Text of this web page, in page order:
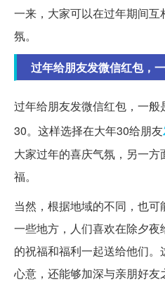
一来，大家可以在过年期间
氛。
过年给朋友发微信红包，
过年给朋友发微信红包，一
30。这样选择在大年30给朋友
大家过年的喜庆气氛，另一
福。
当然，根据地域的不同，也
一些地方，人们喜欢在除夕
的祝福和福利一起送给他们
心意，还能够加深与亲朋好友